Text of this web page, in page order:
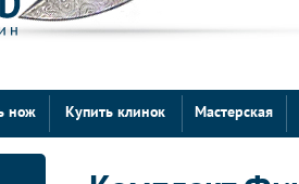
нож Купить клинок Мастерская